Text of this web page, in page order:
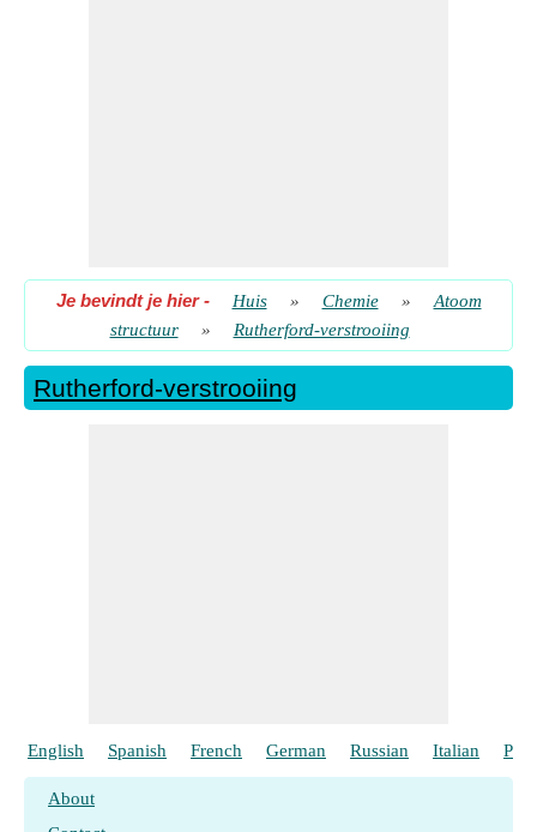
Je bevindt je hier- Huis » Chemie »
Atoom
structuur
» Rutherford-verstrooiing
Rutherford-verstrooiing
English Spanish French German Russian Italian
About